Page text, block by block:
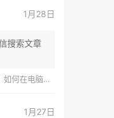
1月28日
搜索文章
搜索公众号文章？
1月27日